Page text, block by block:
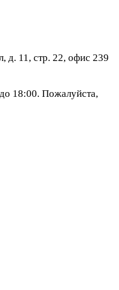
д. 11, стр. 22, офис 239
18:00. Пожалуйста,